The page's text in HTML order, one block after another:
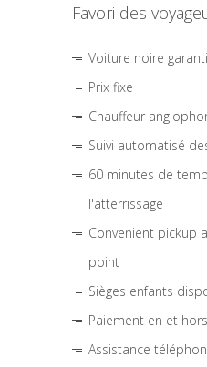
Favori des
Voiture noire
Prix fixe
Chauffeur
Suivi automatisé
60 minutes de
l'atterrissage
Convenient pickup
point
Sièges enfants
Paiement en et
Assistance